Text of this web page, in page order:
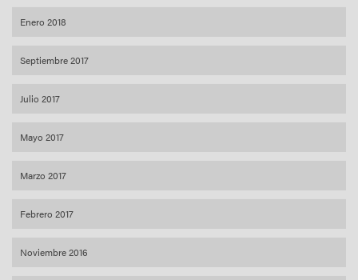
Enero 2018
Septiembre 2017
Julio 2017
Mayo 2017
Marzo 2017
Febrero 2017
Noviembre 2016